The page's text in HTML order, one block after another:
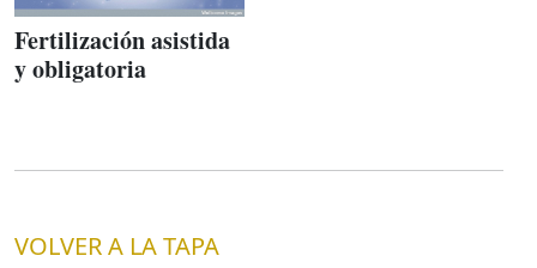
Fertilización asistida
y obligatoria
VOLVER A LA TAPA